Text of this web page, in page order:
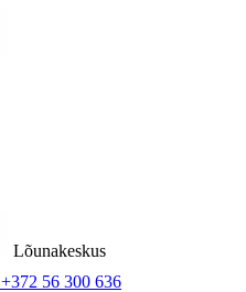
Lõunakeskus
+372 56 300 636